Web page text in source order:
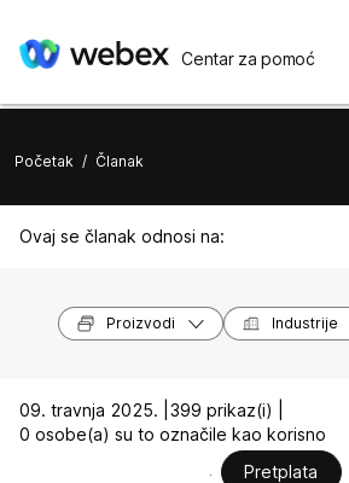
Centar za pomoć
Početak / Članak
Ovaj se članak odnosi na:
Proizvodi Industrije
09. travnja 2025. | 399 prikaz(i) |
0 osobe(a) su to označile kao korisno
Pretplata